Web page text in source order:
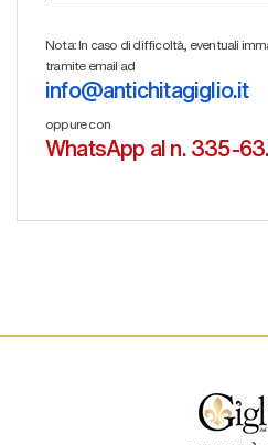
Nota: In caso di difficoltà, eventuali
tramite email ad
info@antichitagiglio.it
oppure con
WhatsApp al n. 335-